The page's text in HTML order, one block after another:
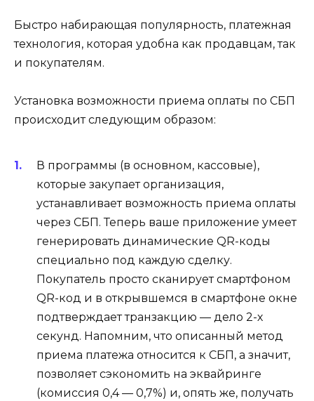
Быстро набирающая популярность, платежная
технология, которая удобна как продавцам, так
и покупателям.
Установка возможности приема оплаты по СБП
происходит следующим образом:
В программы (в основном, кассовые),
которые закупает организация,
устанавливает возможность приема оплаты
через СБП. Теперь ваше приложение умеет
генерировать динамические QR-коды
специально под каждую сделку.
Покупатель просто сканирует смартфоном
QR-код и в открывшемся в смартфоне окне
подтверждает транзакцию — дело 2-х
секунд. Напомним, что описанный метод
приема платежа относится к СБП, а значит,
позволяет сэкономить на эквайринге
(комиссия 0,4 — 0,7%) и, опять же, получать